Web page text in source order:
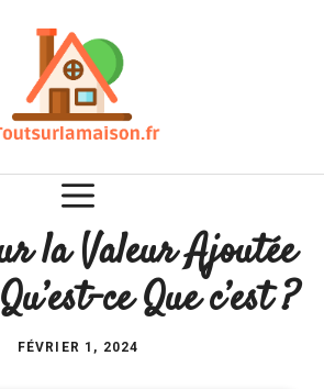
la Valeur Ajoutée
ce Que c’est ?
FÉVRIER 1, 2024